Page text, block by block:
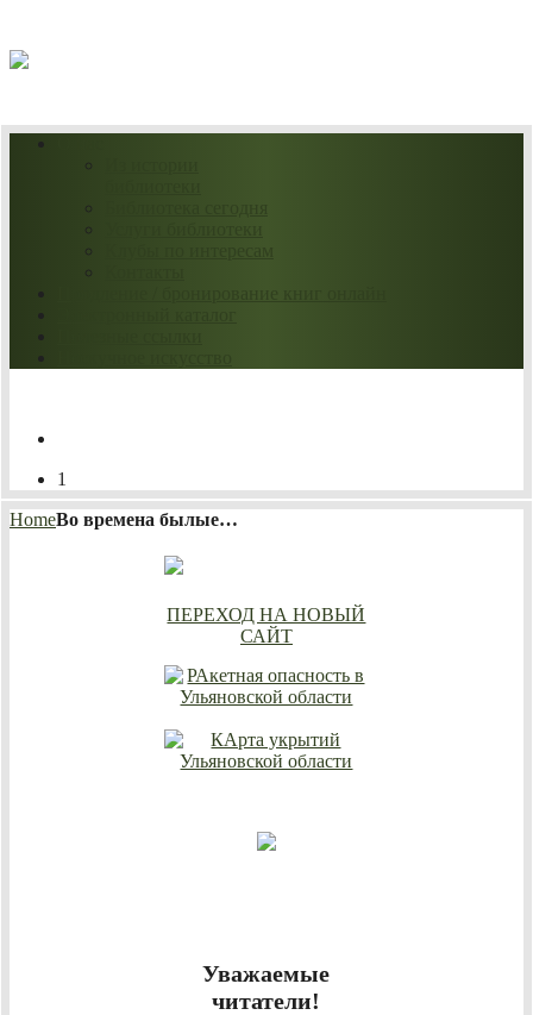
1
HomeВо времена былые…
ПЕРЕХОД НА НОВЫЙ
САЙТ
Уважаемые
читатели!